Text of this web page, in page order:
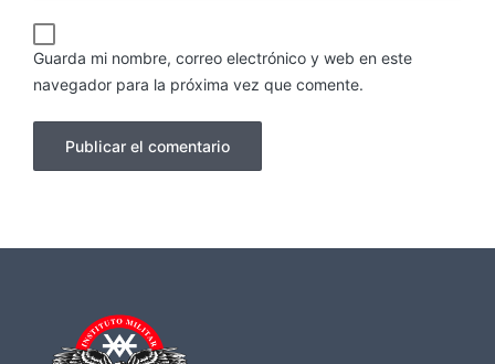
Guarda mi nombre, correo electrónico y web en este
navegador para la próxima vez que comente.